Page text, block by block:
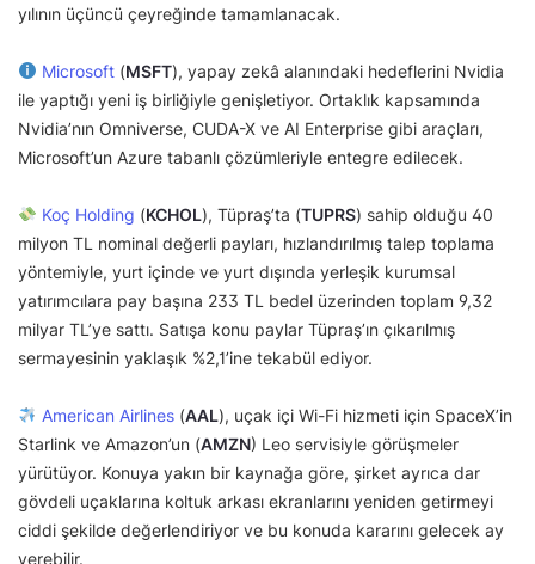
yılının üçüncü çeyreğinde tamamlanacak.
Microsoft(MSFT), yapay zekâ alanındaki hedeflerini Nvidia
ile yaptığı yeni iş birliğiyle genişletiyor. Ortaklık kapsamında
Nvidia’nın Omniverse, CUDA-X ve AI Enterprise gibi araçları,
Microsoft’un Azure tabanlı çözümleriyle entegre edilecek.
Koç Holding (KCHOL), Tüpraş’ta (TUPRS) sahip olduğu 40
milyon TL nominal değerli payları, hızlandırılmış talep toplama
yöntemiyle, yurt içinde ve yurt dışında yerleşik kurumsal
yatırımcılara pay başına 233 TL bedel üzerinden toplam 9,32
milyar TL’ye sattı. Satışa konu paylar Tüpraş’ın çıkarılmış
sermayesinin yaklaşık %2,1’ine tekabül ediyor.
American Airlines(AAL), uçak içi Wi-Fi hizmeti için SpaceX’in
Starlink ve Amazon’un (AMZN) Leo servisiyle görüşmeler
yürütüyor. Konuya yakın bir kaynağa göre, şirket ayrıca dar
gövdeli uçaklarına koltuk arkası ekranlarını yeniden getirmeyi
ciddi şekilde değerlendiriyor ve bu konuda kararını gelecek ay
verebilir.